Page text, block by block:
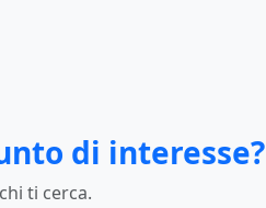
di interesse?
ti cerca.